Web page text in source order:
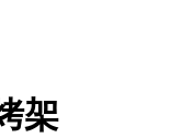
架